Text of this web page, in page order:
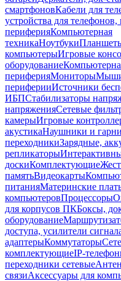
смартфоновКабели для
устройства для
периферияКомпьютерная
техникаНоутбуки
компьютерыИгровые
оборудование
периферияМониторы
периферииИсточники
ИБПСтабилизаторы
напряженияСетевые
камерыИгровые
акустикаНаушники и
переходникиЗарядные,
репликаторы
доскиКомплектующие
памятьВидеокарты
питанияМатеринские
компьютеровПроцессоры
для корпусов ПКБоксы,
оборудование
доступа, усилители
адаптерыКоммутаторы
комплектующиеIP-
переходники сетевые
связиАксессуары для